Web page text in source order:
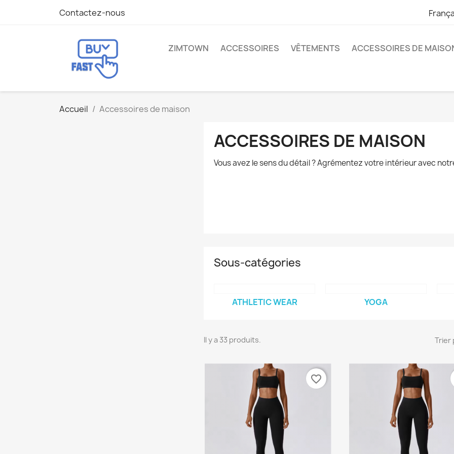
Contactez-nous
ZIMTOWN ACCESSOIRES VÊTEMENTS ACCESSOIRES DE
Accueil Accessoires de maison
ACCESSOIRES DE MAISON
Vous avez le sens du détail ? Agrémentez votre intérieur avec
Sous-catégories
ATHLETIC WEAR YOGA
Il y a 33 produits. Trier
favorite_border